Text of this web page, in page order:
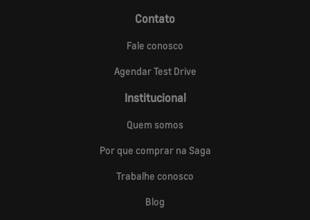
Contato
Fale conosco
Agendar Test Drive
Institucional
Quem somos
Por que comprar na Saga
Trabalhe conosco
Blog